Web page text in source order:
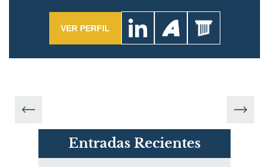
VER PERFIL
Entradas Recientes